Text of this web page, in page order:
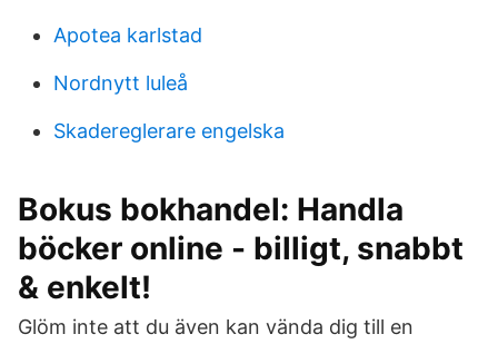
Apotea karlstad
Nordnytt luleå
Skadereglerare engelska
Bokus bokhandel: Handla
böcker online - billigt, snabbt
& enkelt!
Glöm inte att du även kan vända dig till en